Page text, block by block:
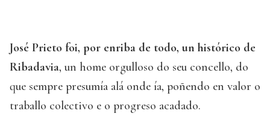
José Prieto foi, por enriba de todo, un histórico de
Ribadavia, un home orgulloso do seu concello, do
que sempre presumía alá onde ía, poñendo en valor o
traballo colectivo e o progreso acadado.